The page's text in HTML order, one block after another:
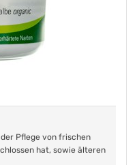
Pflege von frischen
hat, sowie älteren